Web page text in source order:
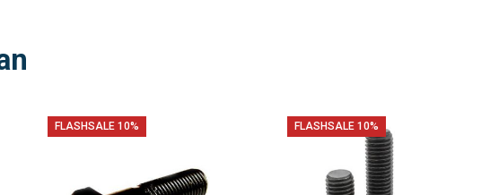
FLASHSALE 10% FLASHSALE 10%